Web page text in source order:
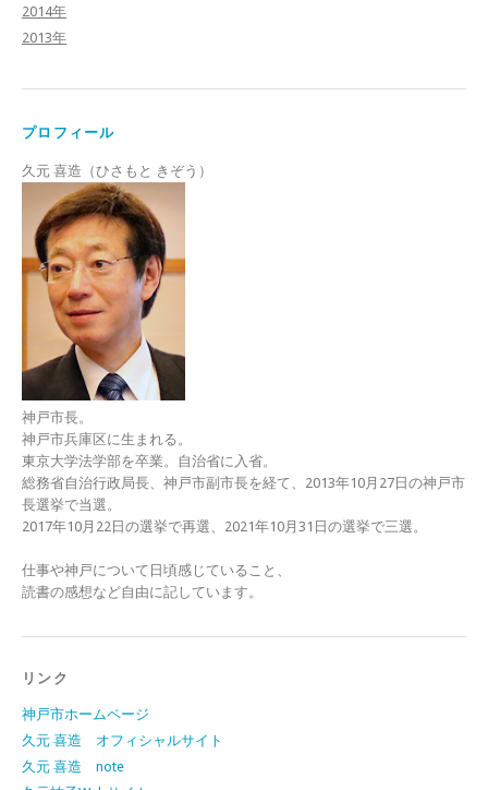
2014年
2013年
プロフィール
久元 喜造（ひさもと きぞう）
神戸市長。
神戸市兵庫区に生まれる。
東京大学法学部を卒業。自治省に入省。
総務省自治行政局長、神戸市副市長を経て、2013年10月27日の神戸市
長選挙で当選。
2017年10月22日の選挙で再選、2021年10月31日の選挙で三選。
仕事や神戸について日頃感じていること、
読書の感想など自由に記しています。
リンク
神戸市ホームページ
久元 喜造 オフィシャルサイト
久元 喜造 note